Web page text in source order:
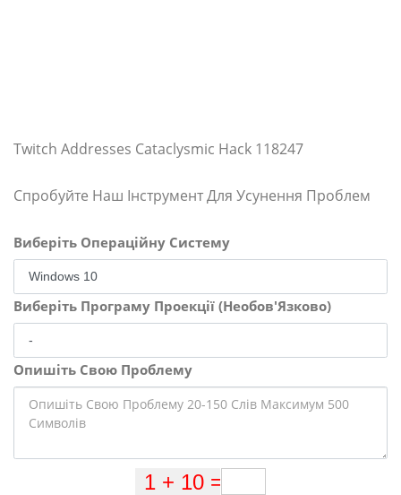
Twitch Addresses Cataclysmic Hack 118247
Спробуйте Наш Інструмент Для Усунення Проблем
Виберіть Операційну Систему
Виберіть Програму Проекції (Необов'Язково)
Опишіть Свою Проблему